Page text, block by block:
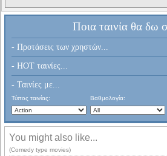
Ποια ταινία θα δω
- Προτάσεις των χρηστών...
- HOT ταινίες...
- Ταινίες με...
Τύπος ταινίας: Βαθμολογία:
You might also like...
(Comedy type movies)